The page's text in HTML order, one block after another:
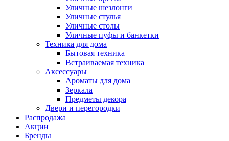
Уличные шезлонги
Уличные стулья
Уличные столы
Уличные пуфы и банкетки
Техника для дома
Бытовая техника
Встраиваемая техника
Аксессуары
Ароматы для дома
Зеркала
Предметы декора
Двери и перегородки
Распродажа
Акции
Бренды